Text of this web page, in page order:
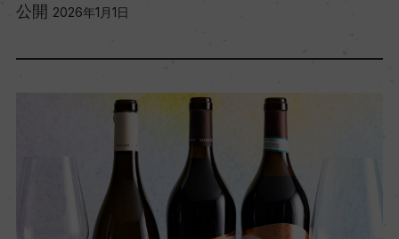
公開 2026年1月1日